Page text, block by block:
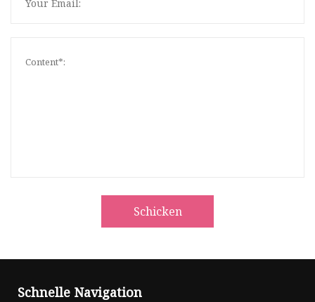
Schicken
Schnelle Navigation